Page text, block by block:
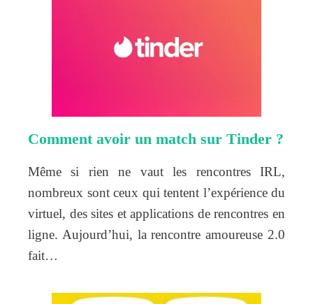
Comment avoir un match sur Tinder ?
Même si rien ne vaut les rencontres IRL,
nombreux sont ceux qui tentent l’expérience du
virtuel, des sites et applications de rencontres en
ligne. Aujourd’hui, la rencontre amoureuse 2.0
fait…